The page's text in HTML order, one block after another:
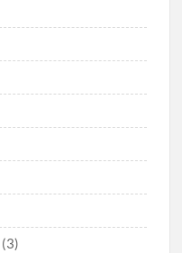
(3)